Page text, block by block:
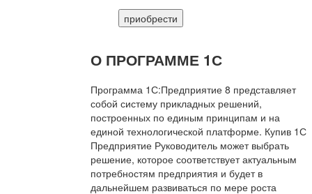
приобрести
О ПРОГРАММЕ 1С
Программа 1С:Предприятие 8 представляет
собой систему прикладных решений,
построенных по единым принципам и на
единой технологической платформе. Купив 1С
Предприятие Руководитель может выбрать
решение, которое соответствует актуальным
потребностям предприятия и будет в
дальнейшем развиваться по мере роста